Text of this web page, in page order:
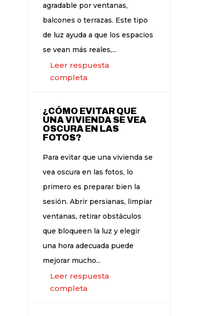
agradable por ventanas,
balcones o terrazas. Este tipo
de luz ayuda a que los espacios
se vean más reales,...
Leer respuesta
completa
¿CÓMO EVITAR QUE
UNA VIVIENDA SE VEA
OSCURA EN LAS
FOTOS?
Para evitar que una vivienda se
vea oscura en las fotos, lo
primero es preparar bien la
sesión. Abrir persianas, limpiar
ventanas, retirar obstáculos
que bloqueen la luz y elegir
una hora adecuada puede
mejorar mucho...
Leer respuesta
completa